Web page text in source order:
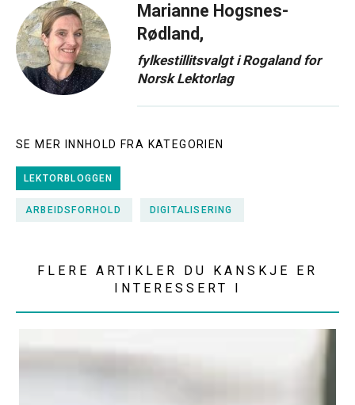
Marianne Hogsnes-
Rødland,
fylkestillitsvalgt i Rogaland for
Norsk Lektorlag
SE MER INNHOLD FRA KATEGORIEN
LEKTORBLOGGEN
ARBEIDSFORHOLD DIGITALISERING
FLERE ARTIKLER DU KANSKJE ER
INTERESSERT I